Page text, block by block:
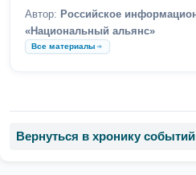
Автор: Российское
«Национальный альянс»
Все материалы
Вернуться в хронику